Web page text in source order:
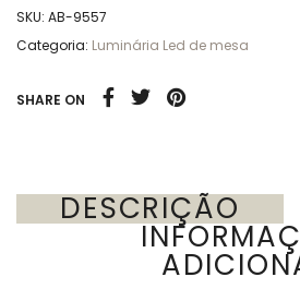
SKU: AB-9557
Categoria: Luminária Led de mesa
SHARE ON
DESCRIÇÃO